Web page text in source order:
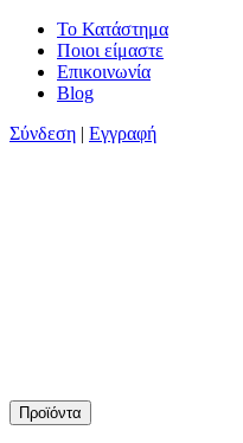
Skip
content
Το Κατάστημα
Ποιοι είμαστε
Επικοινωνία
Blog
Σύνδεση | Εγγραφή
Timamopoulos.gr
45 χρόνια πρώτοι στο ποδήλατο
Προϊόντα